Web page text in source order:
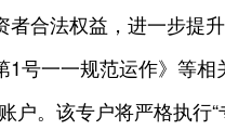
合法权益，进一步提
号一一规范运作》等
户。该专户将严格执